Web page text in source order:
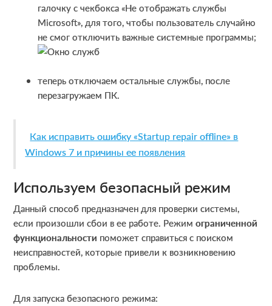
галочку с чекбокса «Не отображать службы
Microsoft», для того, чтобы пользователь случайно
не смог отключить важные системные программы;
теперь отключаем остальные службы, после
перезагружаем ПК.
Как исправить ошибку «Startup repair offline» в
Windows 7 и причины ее появления
Используем безопасный режим
Данный способ предназначен для проверки системы,
если произошли сбои в ее работе. Режимограниченной
функциональности поможет справиться с поиском
неисправностей, которые привели к возникновению
проблемы.
Для запуска безопасного режима: